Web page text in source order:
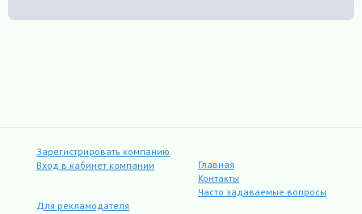
Зарегистрировать компанию
Вход в кабинет компании
Главная
Контакты
Часто задаваемые вопросы
Для рекламодателя